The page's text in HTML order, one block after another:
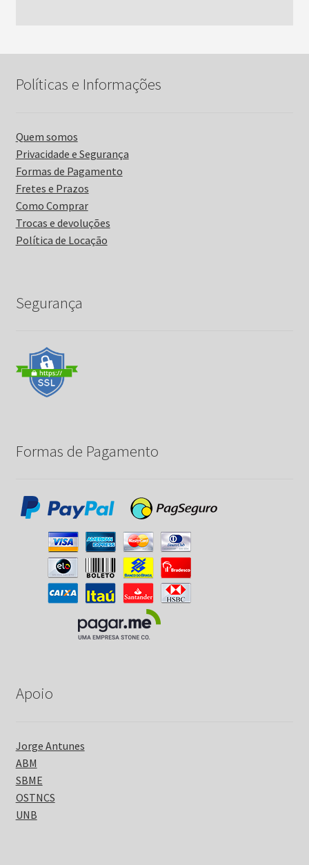
Políticas e Informações
Quem somos
Privacidade e Segurança
Formas de Pagamento
Fretes e Prazos
Como Comprar
Trocas e devoluções
Política de Locação
Segurança
Formas de Pagamento
Apoio
Jorge Antunes
ABM
SBME
OSTNCS
UNB